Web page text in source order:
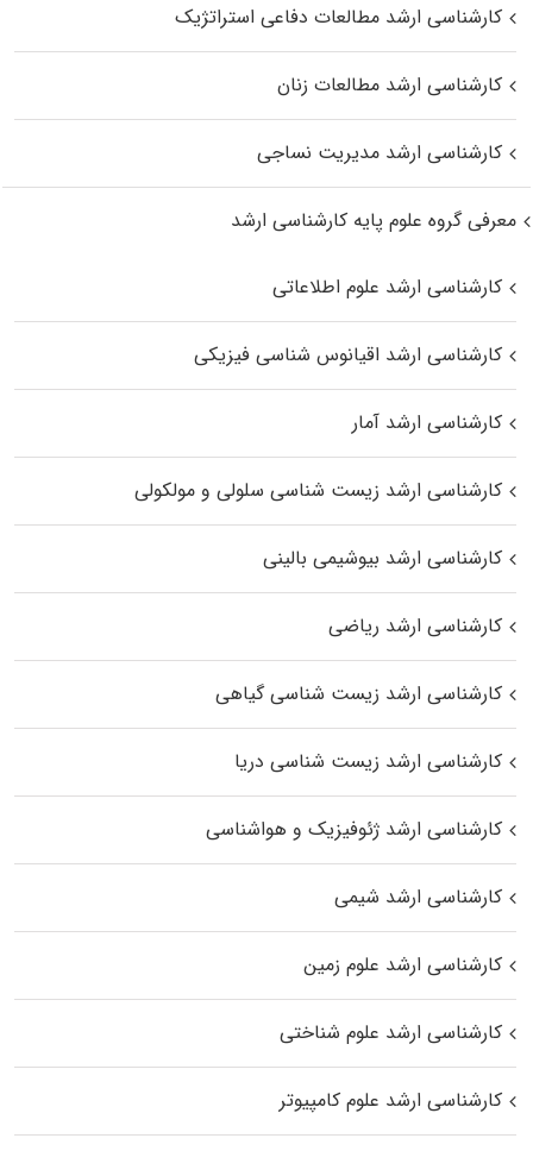
کارشناسی ارشد مطالعات دفاعی استراتژیک
کارشناسی ارشد مطالعات زنان
کارشناسی ارشد مدیریت نساجی
معرفی گروه علوم پایه کارشناسی ارشد
کارشناسی ارشد علوم اطلاعاتی
کارشناسی ارشد اقیانوس‌ شناسی فیزیکی
کارشناسی ارشد آمار
کارشناسی ارشد زیست شناسی سلولی و مولکولی
کارشناسی ارشد بیوشیمی بالینی
کارشناسی ارشد ریاضی
کارشناسی ارشد زیست‌ شناسی گیاهی
کارشناسی ارشد زیست‌ شناسی دریا
کارشناسی ارشد ژئوفیزیک و هواشناسی
کارشناسی ارشد شیمی
کارشناسی ارشد علوم زمین
کارشناسی ارشد علوم شناختی
کارشناسی ارشد علوم کامپیوتر